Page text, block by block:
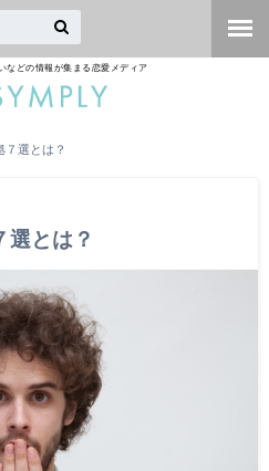
などの情報が集まる恋愛メディア
７選とは？
選とは？